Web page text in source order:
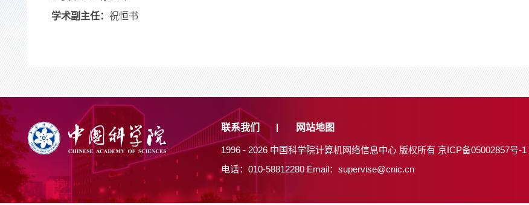
学术副主任： 祝恒书
联系我们 网站地图
1996 - 2026 中国科学院计算机网络信息中心 版权所有 京ICP备05002857号-1
电话：010-58812280 Email：supervise@cnic.cn